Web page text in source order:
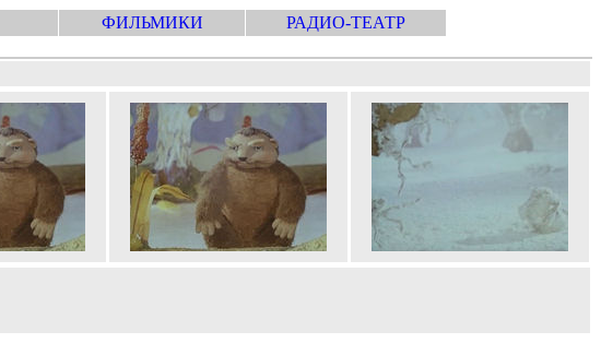
ФИЛЬМИКИ РАДИО-ТЕАТР